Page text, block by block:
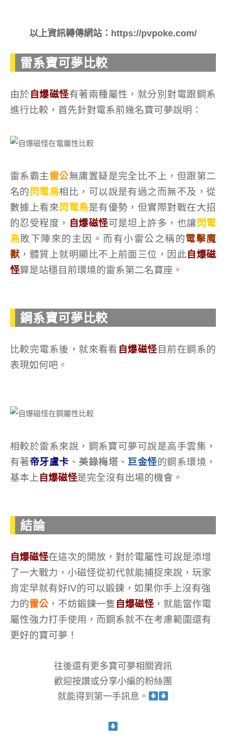
以上資訊轉傳網站：https://pvpoke.com/
雷系寶可夢比較
由於 自爆磁怪有著兩種屬性，就分別對電跟鋼系
進行比較，首先針對電系前幾名寶可夢說明：
雷系霸主雷公無庸置疑是完全比不上，但跟第二
名的 閃電鳥相比，可以說是有過之而無不及，從
數據上看來閃電鳥是有優勢，但實際對戰在大招
的忍受程度， 自爆磁怪可是坦上許多，也讓 閃電
鳥敗下陣來的主因。而有小雷公之稱的電擊魔
獸 ，體質上就明顯比不上前面三位，因此自爆磁
怪算是站穩目前環境的雷系第二名寶座。
鋼系寶可夢比較
比較完電系後，就來看看 自爆磁怪 目前在鋼系的
表現如何吧。
相較於雷系來說，鋼系寶可夢可說是高手雲集，
有著帝牙盧卡 、 美錄梅塔、 巨金怪的鋼系環境，
基本上 自爆磁怪是完全沒有出場的機會。
結論
自爆磁怪在這次的開放，對於電屬性可說是添增
了一大戰力，小磁怪從初代就能捕捉來說，玩家
肯定早就有好IV的可以鍛鍊，如果你手上沒有強
力的雷公 ，不妨鍛鍊一隻 自爆磁怪 ，就能當作電
屬性強力打手使用，而鋼系就不在考慮範圍還有
更好的寶可夢！
往後還有更多寶可夢相關資訊
歡迎按讚或分享小編的粉絲團
就能得到第一手訊息。